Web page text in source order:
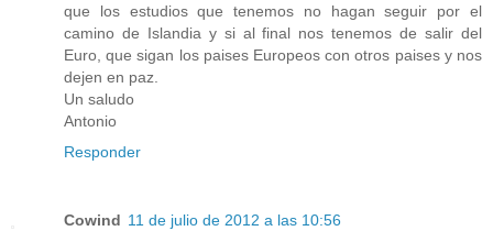
que los estudios que tenemos no hagan seguir por el
camino de Islandia y si al final nos tenemos de salir del
Euro, que sigan los paises Europeos con otros paises y nos
dejen en paz.
Un saludo
Antonio
Responder
Cowind 11 de julio de 2012 a las 10:56